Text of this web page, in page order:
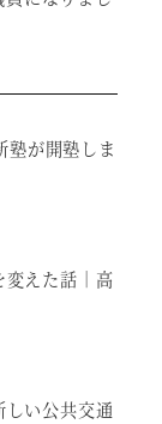
が開塾しま
変えた話｜高
しい公共交通